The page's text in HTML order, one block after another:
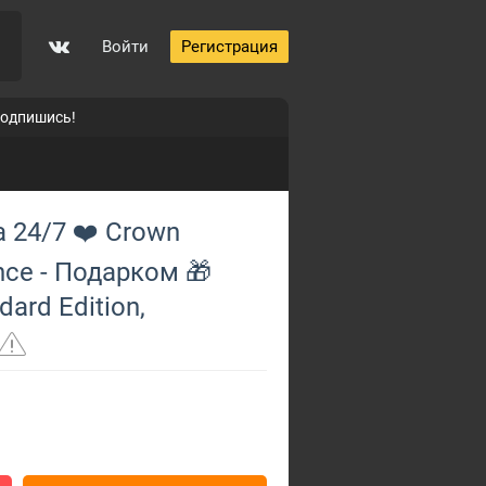
Войти Регистрация
24/7 ❤️ Crown
- Подарком 🎁
Edition,